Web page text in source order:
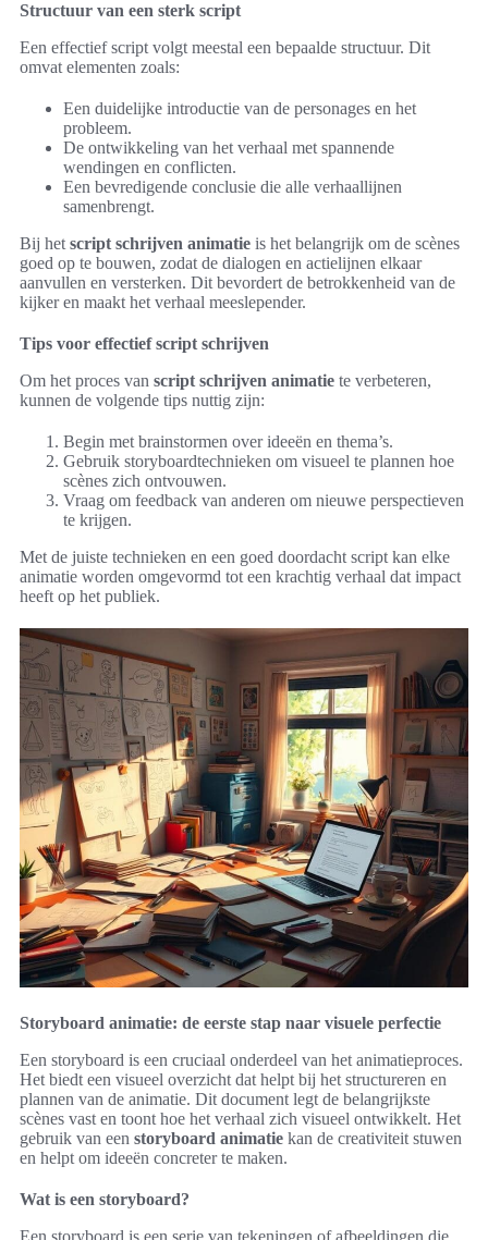
Structuur van een sterk script
Een effectief script volgt meestal een bepaalde structuur. Dit
omvat elementen zoals:
Een duidelijke introductie van de personages en het
probleem.
De ontwikkeling van het verhaal met spannende
wendingen en conflicten.
Een bevredigende conclusie die alle verhaallijnen
samenbrengt.
Bij het script schrijven animatie is het belangrijk om de scènes
goed op te bouwen, zodat de dialogen en actielijnen elkaar
aanvullen en versterken. Dit bevordert de betrokkenheid van de
kijker en maakt het verhaal meeslepender.
Tips voor effectief script schrijven
Om het proces van script schrijven animatie te verbeteren,
kunnen de volgende tips nuttig zijn:
Begin met brainstormen over ideeën en thema’s.
Gebruik storyboardtechnieken om visueel te plannen hoe
scènes zich ontvouwen.
Vraag om feedback van anderen om nieuwe perspectieven
te krijgen.
Met de juiste technieken en een goed doordacht script kan elke
animatie worden omgevormd tot een krachtig verhaal dat impact
heeft op het publiek.
Storyboard animatie: de eerste stap naar visuele perfectie
Een storyboard is een cruciaal onderdeel van het animatieproces.
Het biedt een visueel overzicht dat helpt bij het structureren en
plannen van de animatie. Dit document legt de belangrijkste
scènes vast en toont hoe het verhaal zich visueel ontwikkelt. Het
gebruik van een storyboard animatie kan de creativiteit stuwen
en helpt om ideeën concreter te maken.
Wat is een storyboard?
Een storyboard is een serie van tekeningen of afbeeldingen die